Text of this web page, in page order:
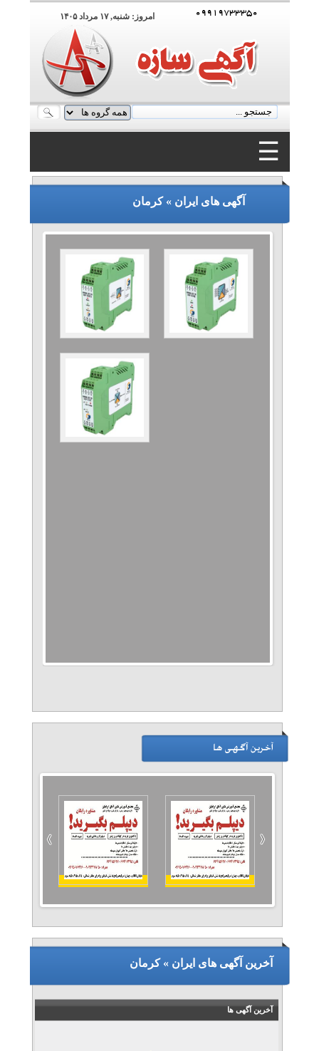
امروز: شنبه, ۱۷ مرداد ۱۴۰۵
☰
۰۹۹۱۹۷۳۳۳۵۰
۰۹۹۱۹۷۳۳۳۵۰
آگهی های ایران » کرمان
آخرین آگهی های ایران » کرمان
آخرین آگهی ها